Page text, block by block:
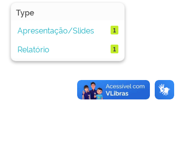
Type
Apresentação/Slides
1
Relatório 1